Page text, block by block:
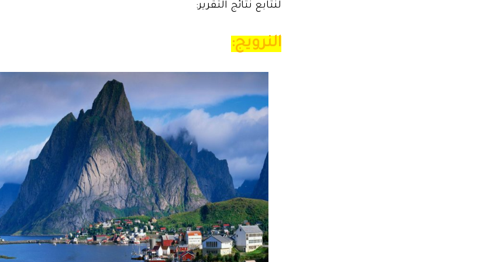
لنتابع نتائج التقرير:
النرويج: